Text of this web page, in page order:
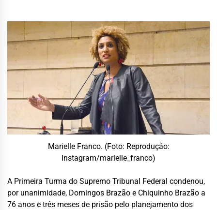
Marielle Franco. (Foto: Reprodução:
Instagram/marielle_franco)
A Primeira Turma do Supremo Tribunal Federal condenou,
por unanimidade, Domingos Brazão e Chiquinho Brazão a
76 anos e três meses de prisão pelo planejamento dos